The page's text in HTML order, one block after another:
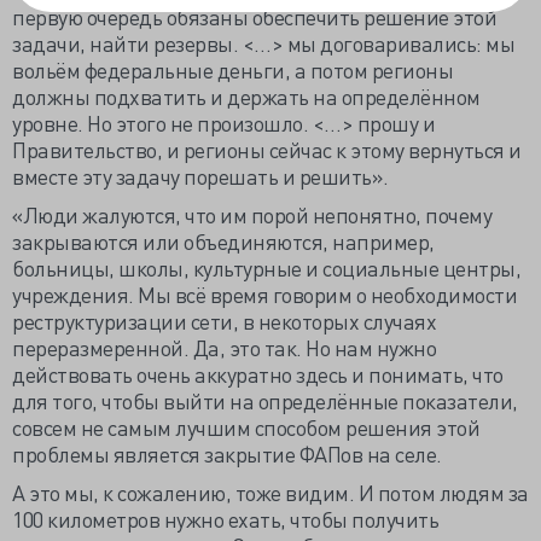
первую очередь обязаны обеспечить решение этой
задачи, найти резервы. <…> мы договаривались: мы
вольём федеральные деньги, а потом регионы
должны подхватить и держать на определённом
уровне. Но этого не произошло. <…> прошу и
Правительство, и регионы сейчас к этому вернуться и
вместе эту задачу порешать и решить».
«Люди жалуются, что им порой непонятно, почему
закрываются или объединяются, например,
больницы, школы, культурные и социальные центры,
учреждения. Мы всё время говорим о необходимости
реструктуризации сети, в некоторых случаях
переразмеренной. Да, это так. Но нам нужно
действовать очень аккуратно здесь и понимать, что
для того, чтобы выйти на определённые показатели,
совсем не самым лучшим способом решения этой
проблемы является закрытие ФАПов на селе.
А это мы, к сожалению, тоже видим. И потом людям за
100 километров нужно ехать, чтобы получить